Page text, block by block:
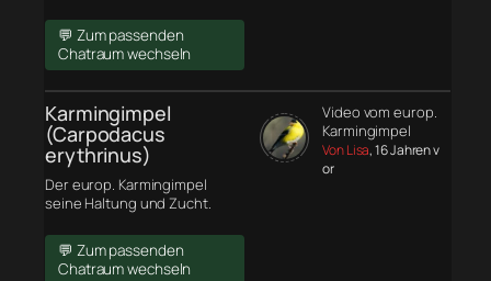
💬 Zum passenden
Chatraum wechseln
Karmingimpel
(Carpodacus
erythrinus)
Der europ. Karmingimpel
seine Haltung und Zucht.
💬 Zum passenden
Chatraum wechseln
Video vom europ.
Karmingimpel
Von Lisa, 16 Jahren v
or